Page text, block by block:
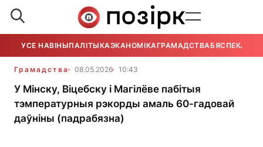
УСЕ НАВІНЫПАЛІТЫКАЭКАНОМІКАГРАМАДСТВАБЯСПЕКА
Грамадства 08.05.2026 10:43
У Мінску, Віцебску і Магілёве пабітыя
тэмпературныя рэкорды амаль 60-гадовай
даўніны (падрабязна)